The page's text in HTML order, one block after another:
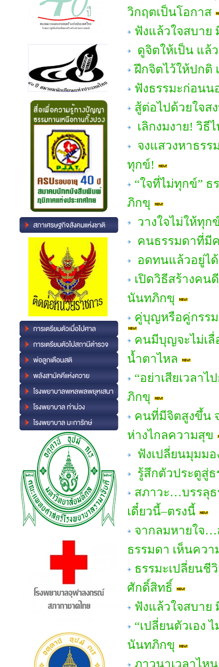
วิกฤตเป็นโอกาส
ฟังแล้วใจสบาย
ดูจิตให้เป็น แล้
ฝึกจิตไว้ให้ปก
ฟังธรรมะก่อนน
สู้ต่อไปด้วยใจ
เลิกงมงาย! วิ
จงแสวงหาธรร
ทุกข์!
“ใจที่ไม่ทุกข์”
ภิกขุ
วางใจไม่ให้ทุก
คนธรรมดาที่มี
อดทนแล้วอยู่ไ
เปิดวิธีสร้างคน
นันทภิกขุ
คู่บุญหรือคู่กรร
คนมีบุญจะไม่เลื่
น้ำตาไหล
“อย่าเสียเวลา
ภิกขุ
คนที่มีจิตสูงขึ้น
ห่างไกลความสุข
ฟังเปลี่ยนมุมมอ
รู้สึกตัวประตูสู่
สภาวะ…บรรลุธ
เดี๋ยวนี้–ตรงนี้
จากลมหายใจ…
ธรรมดา เห็นคว
ธรรมะเปลี่ยนชี
ศักดิ์สิทธิ์
ฟังแล้วใจสบาย
“เปลี่ยนตัวเอง
นันทภิกขุ
ภาวนาเวลาไห